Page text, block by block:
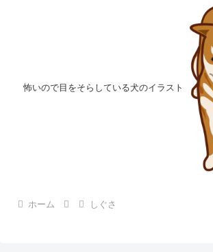
怖いので目をそらしている犬のイラスト
ホーム しぐさ